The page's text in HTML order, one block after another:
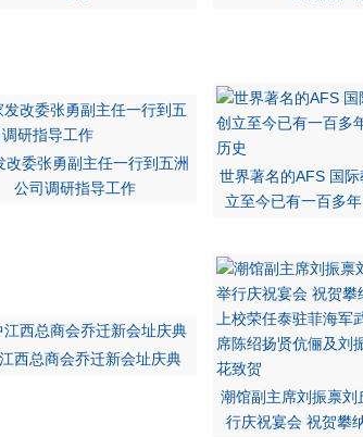
改委张勇副主任一行到五洲
公司调研指导工作
世界著名的AFS 国际
立至今已有一百多
西总商会乔迁新会址庆典
潮馆副主席刘振禀刘
行庆祝宴会 祝贺攀